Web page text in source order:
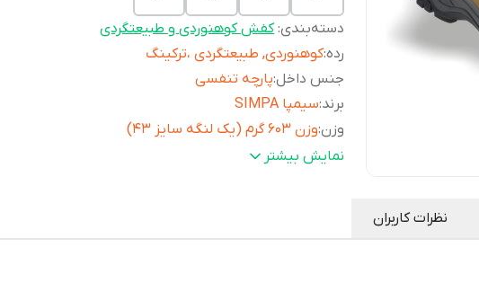
دسته‌بندی:کفش کوهنوردی و طبیعتگردی
رده:کوهنوردی, طبیعتگردی ،ترکینگ
جنس داخل:پارچه تنفسی
برند:سیمپا SIMPA
وزن:وزن 603 گرم (یک لنگه سایز 43)
جنس رویه:پارچه بلیزر, چرم طبیعی گاو 1.9 تا 2.2 میلیمترینمایش بیشتر
نظرات کاربران